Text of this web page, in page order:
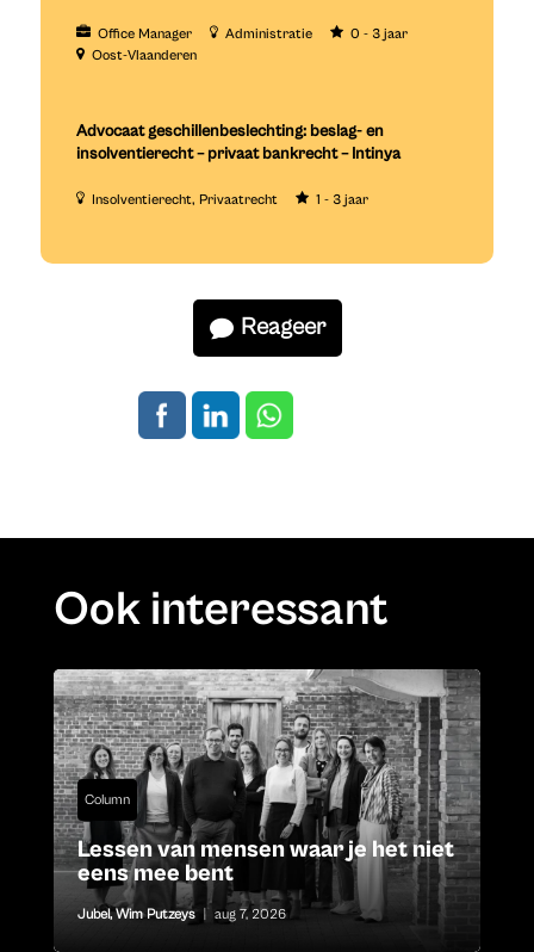
Office Manager Administratie
0 - 3 jaar
Oost-Vlaanderen
Advocaat geschillenbeslechting: beslag- en
insolventierecht – privaat bankrecht – Intinya
Insolventierecht Privaatrecht 1 - 3 jaar
Reageer
Ook interessant
Column
Lessen van mensen waar je het niet
eens mee bent
Jubel,Wim Putzeys | aug 7, 2026